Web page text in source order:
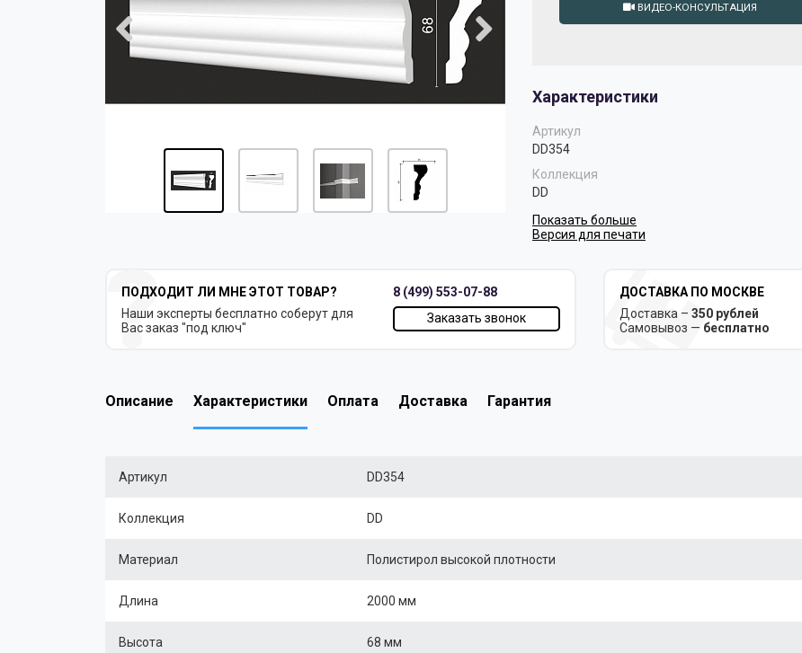
ВИДЕО-КОНСУЛЬТАЦИЯ
Характеристики
Артикул
DD354
Коллекция
DD
Показать больше
Версия для печати
ПОДХОДИТ ЛИ МНЕ ЭТОТ ТОВАР?
Наши эксперты бесплатно соберут для
Вас заказ "под ключ"
8 (499) 553-07-88
Заказать звонок
ДОСТАВКА ПО МОСКВЕ
Доставка – 350 рублей
Самовывоз — бесплатно
Описание Характеристики Оплата Доставка Гарантия
Артикул DD354
Коллекция DD
Материал Полистирол высокой плотности
Длина 2000 мм
Высота 68 мм